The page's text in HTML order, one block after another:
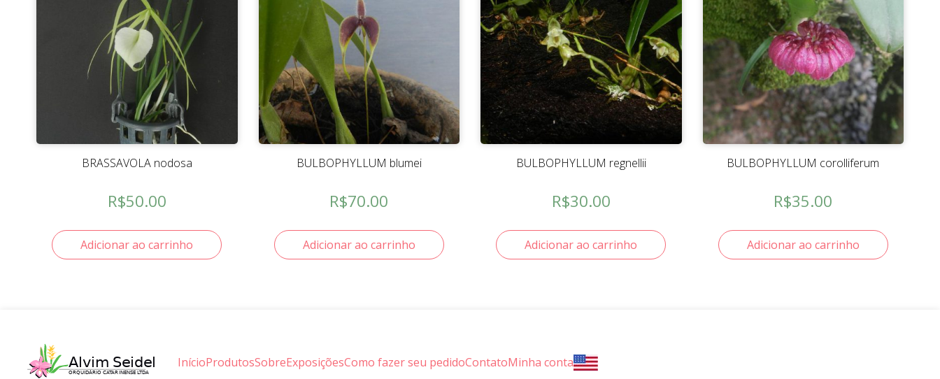
BRASSAVOLA nodosa
R$50.00
Adicionar ao carrinho
BULBOPHYLLUM blumei
R$70.00
Adicionar ao carrinho
BULBOPHYLLUM regnellii
R$30.00
Adicionar ao carrinho
BULBOPHYLLUM corolliferum
R$35.00
Adicionar ao carrinho
InícioProdutosSobreExposiçõesComo fazer seu pedidoContatoMinha conta